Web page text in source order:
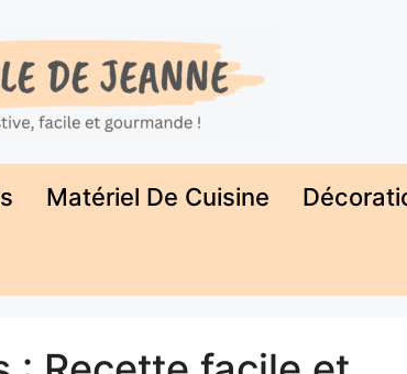
Matériel De Cuisine